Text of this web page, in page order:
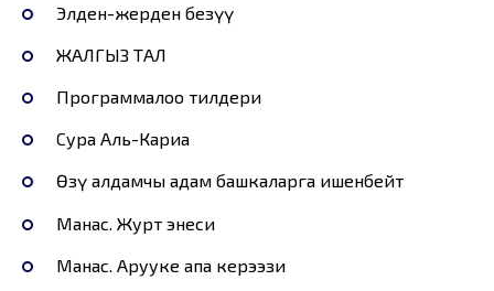
Элден-жерден безүү
ЖАЛГЫЗ ТАЛ
Программалоо тилдери
Сура Аль-Кариа
Өзү алдамчы адам башкаларга ишенбейт
Манаc. Журт энеси
Манас. Арууке апа керээзи